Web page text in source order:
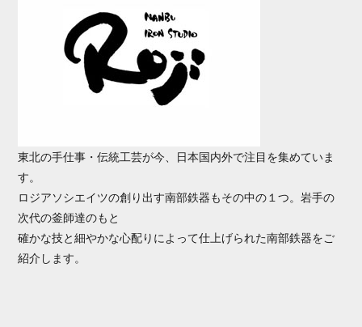
東北の手仕事・伝統工芸が今、日本国内外で注目を集めていま
す。
ロジアソシエイツの創り出す南部鉄器もその中の１つ。岩手の
次代の釜師達のもと
確かな技と細やかな心配りによって仕上げられた南部鉄器をご
紹介します。